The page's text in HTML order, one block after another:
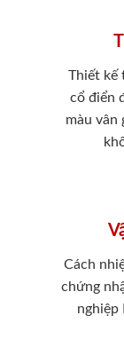
Thiết kế
cổ điển
màu vân
Cách
chứng
nghiệp